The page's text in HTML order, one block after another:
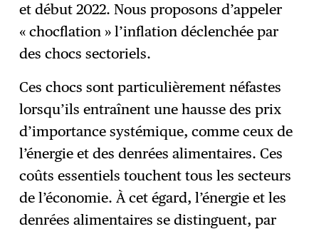
et début 2022. Nous proposons d’appeler
« chocflation » l’inflation déclenchée par
des chocs sectoriels.
Ces chocs sont particulièrement néfastes
lorsqu’ils entraînent une hausse des prix
d’importance systémique, comme ceux de
l’énergie et des denrées alimentaires. Ces
coûts essentiels touchent tous les secteurs
de l’économie. À cet égard, l’énergie et les
denrées alimentaires se distinguent, par